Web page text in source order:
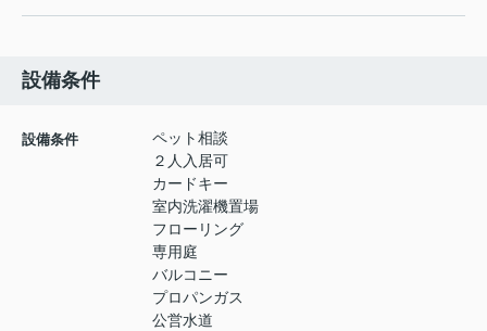
設備条件
設備条件
ペット相談
２人入居可
カードキー
室内洗濯機置場
フローリング
専用庭
バルコニー
プロパンガス
公営水道